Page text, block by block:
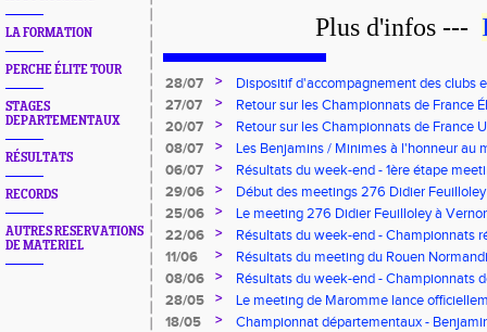
LA FORMATION
PERCHE ÉLITE TOUR
STAGES
DEPARTEMENTAUX
RÉSULTATS
RECORDS
AUTRES RESERVATIONS
DE MATERIEL
Plus d'infos ---
28/07 >
Dispositif d'accompagnement des clubs
pour l'embauche de volontaires au
27/07 >
Retour sur les Championnats de France
20/07
>
Retour sur les Championnats de France
08/07
>
Les Benjamins / Minimes à l'honneur au
06/07
>
Résultats du week-end - 1ère étape
Pointes d'Or - Pré-France CJESM
29/06 >
Début des meetings 276 Didier Feuilloley
25/06
>
Le meeting 276 Didier Feuilloley à
22/06
>
Résultats du week-end - Championnats
11/06
>
Résultats du meeting du Rouen
08/06
>
Résultats du week-end - Championnats
8.2.2.8 et Finale départementale des
28/05 >
Le meeting de Maromme lance
CDA 76
18/05 >
Championnat départementaux -